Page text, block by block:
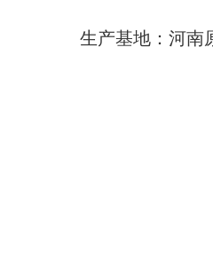
生产基地：河南